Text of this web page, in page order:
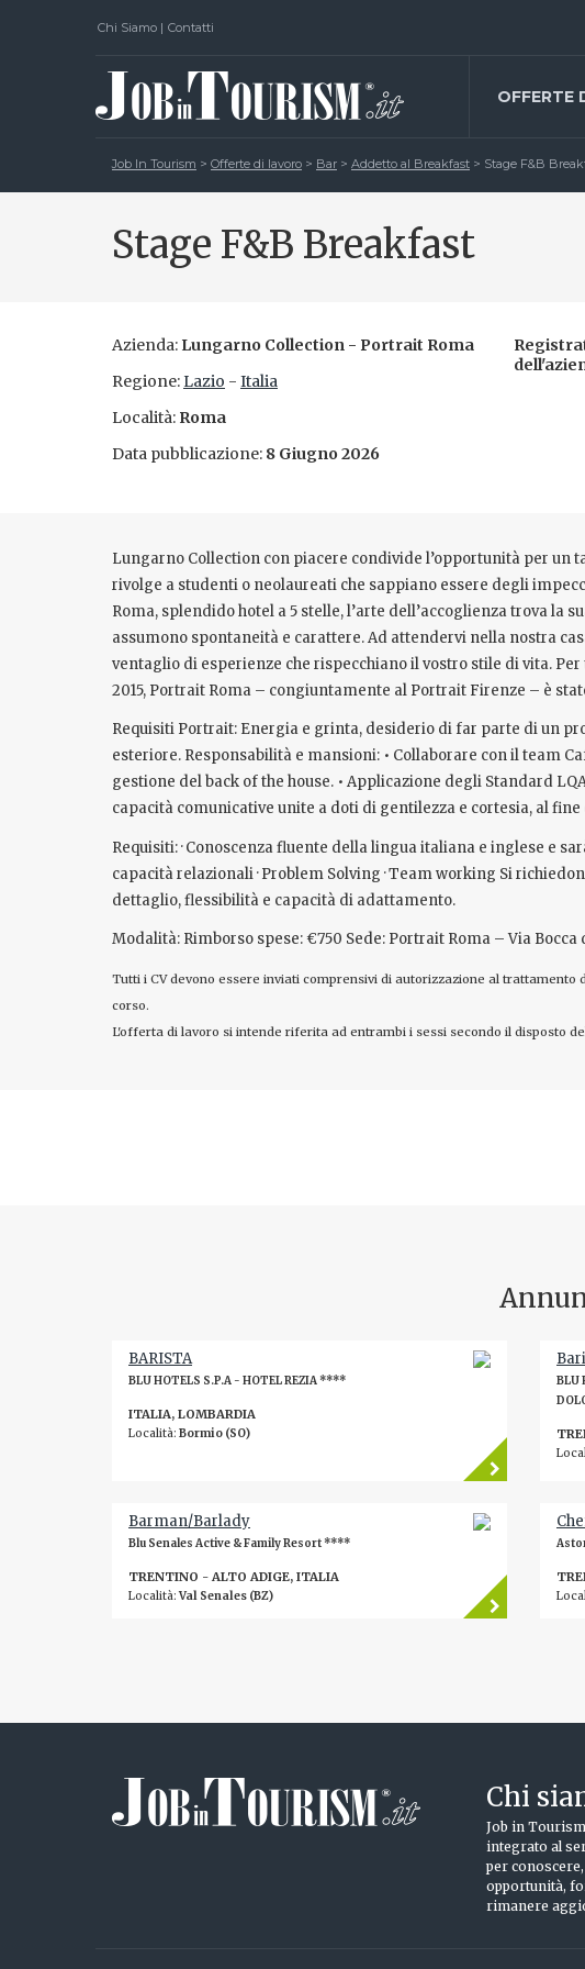
Chi Siamo | Contatti
OFFERTE
Job In Tourism > Offerte di lavoro > Bar > Addetto al Breakfast > Stage F&B
Stage F&B Breakfast
Azienda: Lungarno Collection - Portrait Roma
Regione: Lazio - Italia
Località: Roma
Data pubblicazione: 8 Giugno 2026
Lungarno Collection con piacere condivide l’opportunità per un
rivolge a studenti o neolaureati che sappiano essere degli
Roma, splendido hotel a 5 stelle, l’arte dell’accoglienza trova
assumono spontaneità e carattere. Ad attendervi nella nostra
ventaglio di esperienze che rispecchiano il vostro stile di vita.
2015, Portrait Roma – congiuntamente al Portrait Firenze – è
Requisiti Portrait: Energia e grinta, desiderio di far parte di un
esteriore. Responsabilità e mansioni: • Collaborare con il team
gestione del back of the house. • Applicazione degli Standard
capacità comunicative unite a doti di gentilezza e cortesia, al
Requisiti: · Conoscenza fluente della lingua italiana e inglese e
capacità relazionali · Problem Solving · Team working Si
dettaglio, flessibilità e capacità di adattamento.
Modalità: Rimborso spese: €750 Sede: Portrait Roma – Via
Tutti i CV devono essere inviati comprensivi di autorizzazione al
corso.
L'offerta di lavoro si intende riferita ad entrambi i sessi secondo il disposto
BARISTA
BLU HOTELS S.P.A - HOTEL REZIA ****
ITALIA, LOMBARDIA
Località: Bormio (SO)
BLU
Barman/Barlady
Blu Senales Active & Family Resort ****
TRENTINO - ALTO ADIGE, ITALIA
Località:Val Senales (BZ)
Chi
Job in
integrato al
per
opportunità,
rimanere